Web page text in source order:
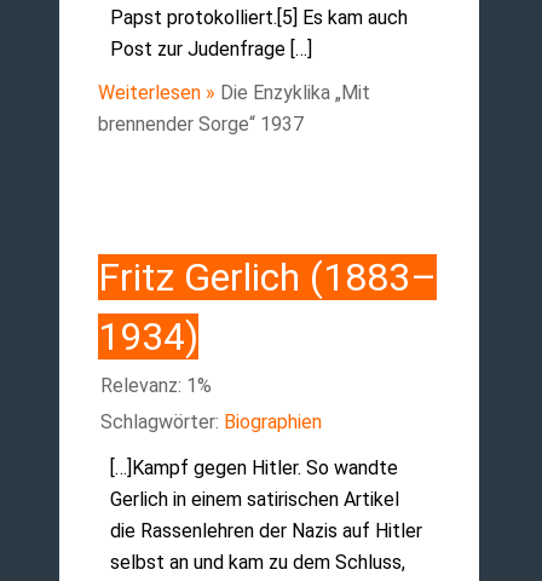
Papst protokolliert.[5] Es kam auch
Post zur Judenfrage […]
Weiterlesen » Die Enzyklika „Mit
brennender Sorge“ 1937
Fritz Gerlich (1883–
1934)
Relevanz: 1%
Schlagwörter: Biographien
[…]Kampf gegen Hitler. So wandte
Gerlich in einem satirischen Artikel
die Rassenlehren der Nazis auf Hitler
selbst an und kam zu dem Schluss,